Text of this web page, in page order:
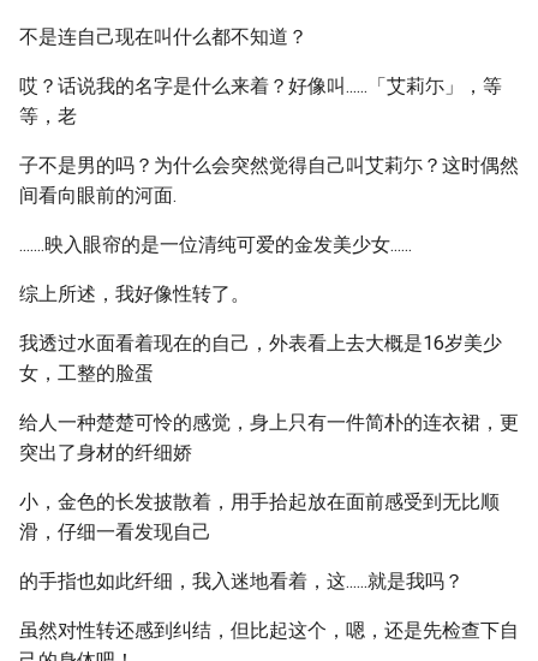
不是连自己现在叫什么都不知道？
哎？话说我的名字是什么来着？好像叫......「艾莉尓」，等
等，老
子不是男的吗？为什么会突然觉得自己叫艾莉尓？这时偶然
间看向眼前的河面.
.......映入眼帘的是一位清纯可爱的金发美少女......
综上所述，我好像性转了。
我透过水面看着现在的自己，外表看上去大概是16岁美少
女，工整的脸蛋
给人一种楚楚可怜的感觉，身上只有一件简朴的连衣裙，更
突出了身材的纤细娇
小，金色的长发披散着，用手拾起放在面前感受到无比顺
滑，仔细一看发现自己
的手指也如此纤细，我入迷地看着，这......就是我吗？
虽然对性转还感到纠结，但比起这个，嗯，还是先检查下自